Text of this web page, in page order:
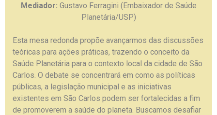
Mediador: Gustavo Ferragini (Embaixador de Saúde
Planetária/USP)
Esta mesa redonda propõe avançarmos das discussões
teóricas para ações práticas, trazendo o conceito da
Saúde Planetária para o contexto local da cidade de São
Carlos. O debate se concentrará em como as políticas
públicas, a legislação municipal e as iniciativas
existentes em São Carlos podem ser fortalecidas a fim
de promoverem a saúde do planeta. Buscamos desafiar